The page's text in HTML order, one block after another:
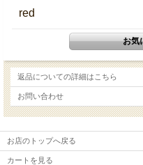
red
返品についての詳細はこちら
お問い合わせ
お店のトップへ戻る
カートを見る